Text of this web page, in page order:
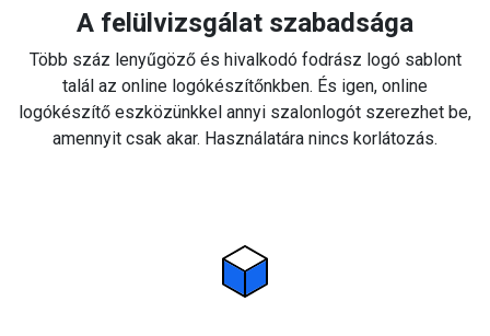
A felülvizsgálat szabadsága
Több száz lenyűgöző és hivalkodó fodrász logó sablont
talál az online logókészítőnkben. És igen, online
logókészítő eszközünkkel annyi szalonlogót szerezhet be,
amennyit csak akar. Használatára nincs korlátozás.